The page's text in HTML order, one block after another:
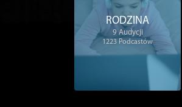
RODZINA
9 Audycji
1223 Podcastów